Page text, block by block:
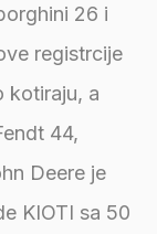
26 i
registrcije
kotiraju, a
44,
Deere je
KIOTI sa 50